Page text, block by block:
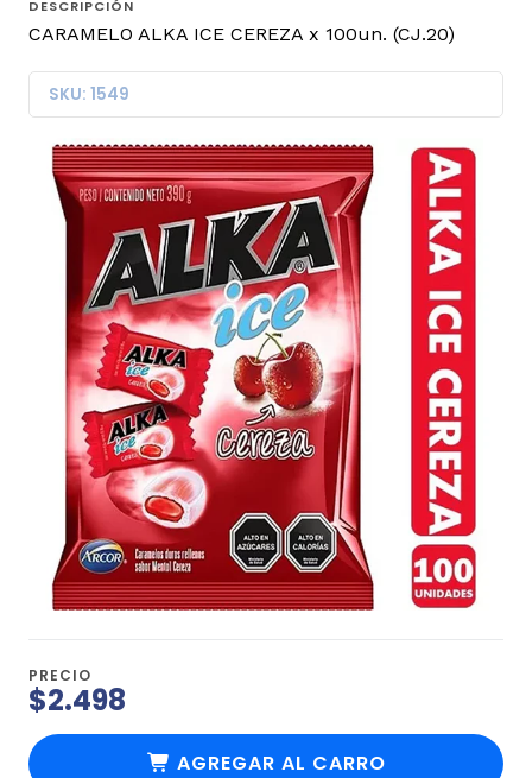
DESCRIPCIÓN
CARAMELO ALKA ICE CEREZA x 100un. (CJ.20)
SKU: 1549
PRECIO
$2.498
AGREGAR AL CARRO